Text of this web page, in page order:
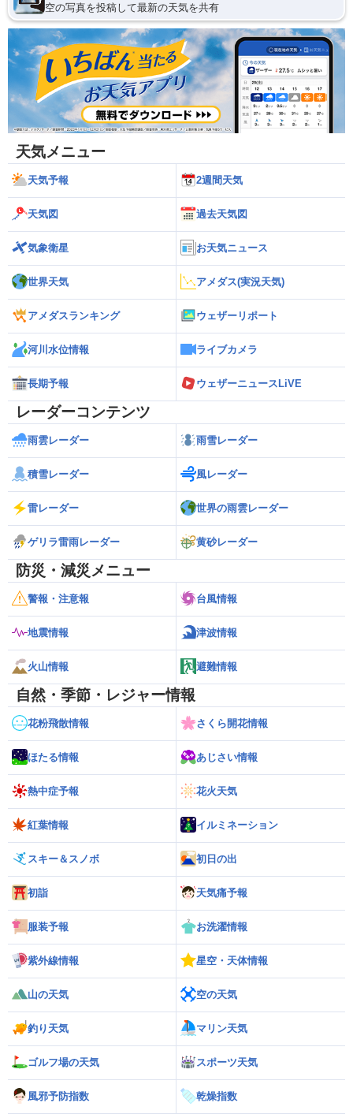
空の写真を投稿して最新の天気を共有
天気メニュー
天気予報 2週間天気
天気図 過去天気図
気象衛星 お天気ニュース
世界天気 アメダス(実況天気)
アメダスランキング ウェザーリポート
河川水位情報 ライブカメラ
長期予報 ウェザーニュースLiVE
レーダーコンテンツ
雨雲レーダー 雨雪レーダー
積雪レーダー 風レーダー
雷レーダー 世界の雨雲レーダー
ゲリラ雷雨レーダー 黄砂レーダー
防災・減災メニュー
警報・注意報 台風情報
地震情報 津波情報
火山情報 避難情報
自然・季節・レジャー情報
花粉飛散情報 さくら開花情報
ほたる情報 あじさい情報
熱中症予報 花火天気
紅葉情報 イルミネーション
スキー＆スノボ 初日の出
初詣 天気痛予報
服装予報 お洗濯情報
紫外線情報 星空・天体情報
山の天気 空の天気
釣り天気 マリン天気
ゴルフ場の天気 スポーツ天気
風邪予防指数 乾燥指数